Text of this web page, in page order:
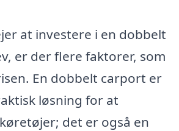
at investere i en dobbelt
er der flere faktorer, som
En dobbelt carport er
løsning for at
det er også en